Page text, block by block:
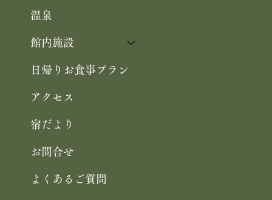
温泉
館内施設
日帰りお食事プラン
アクセス
宿だより
お問合せ
よくあるご質問